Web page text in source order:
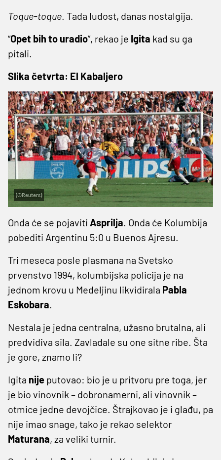
Toque-toque. Tada ludost, danas nostalgija.
“Opet bih to uradio”, rekao je Igita kad su ga
pitali.
Slika četvrta: El Kabaljero
(©Reuters)
Onda će se pojaviti Asprilja. Onda će Kolumbija
pobediti Argentinu 5:0 u Buenos Ajresu.
Tri meseca posle plasmana na Svetsko
prvenstvo 1994, kolumbijska policija je na
jednom krovu u Medeljinu likvidirala Pabla
Eskobara.
Nestala je jedna centralna, užasno brutalna, ali
predvidiva sila. Zavladale su one sitne ribe. Šta
je gore, znamo li?
Igita nije putovao: bio je u pritvoru pre toga, jer
je bio vinovnik – dobronamerni, ali vinovnik –
otmice jedne devojčice. Štrajkovao je i glađu, pa
nije imao snage, tako je rekao selektor
Maturana, za veliki turnir.